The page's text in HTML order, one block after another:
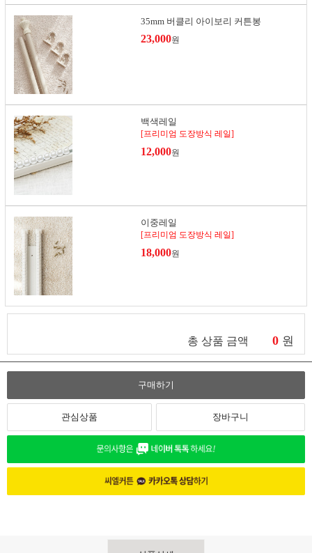
35mm 버클리 아이보리 커튼봉
23,000원
백색레일
[프리미엄 도장방식 레일]
12,000원
이중레일
[프리미엄 도장방식 레일]
18,000원
총 상품 금액 0 원
구매하기
관심상품 장바구니